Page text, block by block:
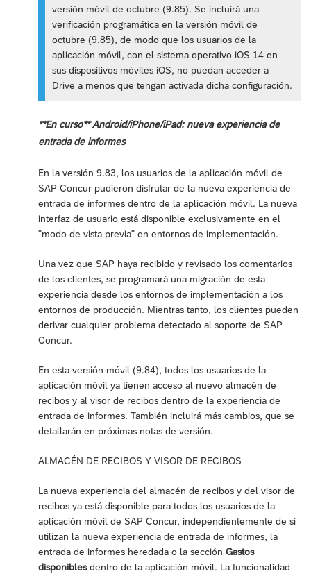
versión móvil de octubre (9.85). Se incluirá una
verificación programática en la versión móvil de
octubre (9.85), de modo que los usuarios de la
aplicación móvil, con el sistema operativo iOS 14 en
sus dispositivos móviles iOS, no puedan acceder a
Drive a menos que tengan activada dicha configuración.
**En curso** Android/iPhone/iPad: nueva experiencia de
entrada de informes
En la versión 9.83, los usuarios de la aplicación móvil de
SAP Concur pudieron disfrutar de la nueva experiencia de
entrada de informes dentro de la aplicación móvil. La nueva
interfaz de usuario está disponible exclusivamente en el
"modo de vista previa" en entornos de implementación.
Una vez que SAP haya recibido y revisado los comentarios
de los clientes, se programará una migración de esta
experiencia desde los entornos de implementación a los
entornos de producción. Mientras tanto, los clientes pueden
derivar cualquier problema detectado al soporte de SAP
Concur.
En esta versión móvil (9.84), todos los usuarios de la
aplicación móvil ya tienen acceso al nuevo almacén de
recibos y al visor de recibos dentro de la experiencia de
entrada de informes. También incluirá más cambios, que se
detallarán en próximas notas de versión.
ALMACÉN DE RECIBOS Y VISOR DE RECIBOS
La nueva experiencia del almacén de recibos y del visor de
recibos ya está disponible para todos los usuarios de la
aplicación móvil de SAP Concur, independientemente de si
utilizan la nueva experiencia de entrada de informes, la
entrada de informes heredada o la sección Gastos
disponiblesdentro de la aplicación móvil. La funcionalidad